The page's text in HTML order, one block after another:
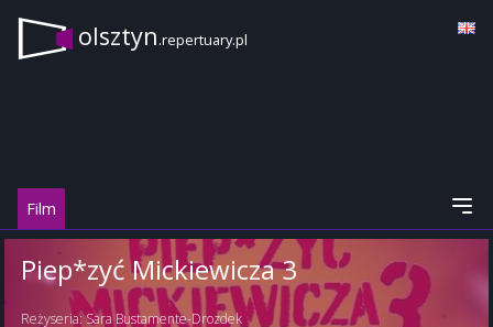
olsztyn.repertuary.pl
Film
Piep*zyć Mickiewicza 3
Reżyseria:Sara Bustamente-Drozdek